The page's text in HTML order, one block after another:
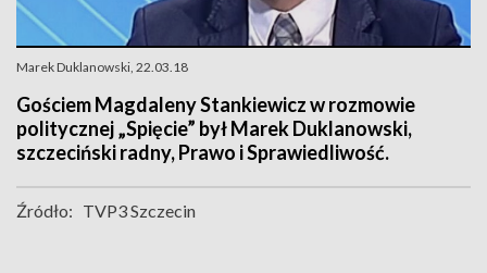
Marek Duklanowski, 22.03.18
Gościem Magdaleny Stankiewicz w rozmowie
politycznej „Spięcie” był Marek Duklanowski,
szczeciński radny, Prawo i Sprawiedliwość.
Źródło: TVP3 Szczecin